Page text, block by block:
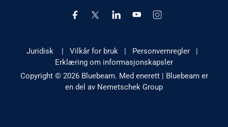
Juridisk | Vilkår for bruk| Personvernregler|
Erklæring om informasjonskapsler
Copyright © 2026 Bluebeam. Med enerett | Bluebeam er
en del av Nemetschek Group